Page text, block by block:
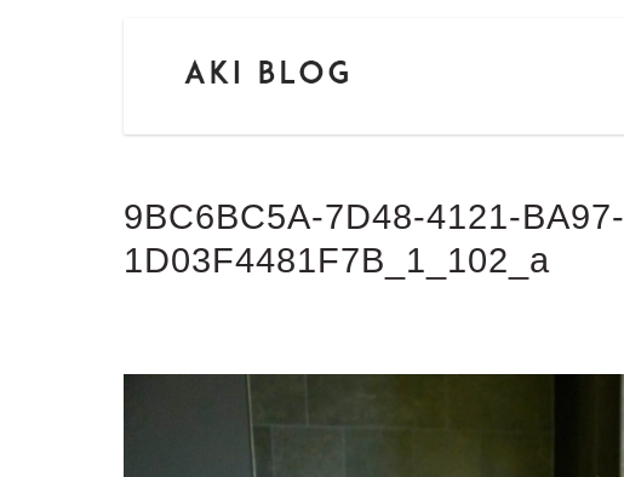
9BC6BC5A-7D48-4121-BA97-
1D03F4481F7B_1_102_a